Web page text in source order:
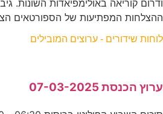
ההצלחות המפתיעות של הספורטאים
לוחות שידורים - ערוצים המובילים
ערוץ הכנסת 07-03-2025